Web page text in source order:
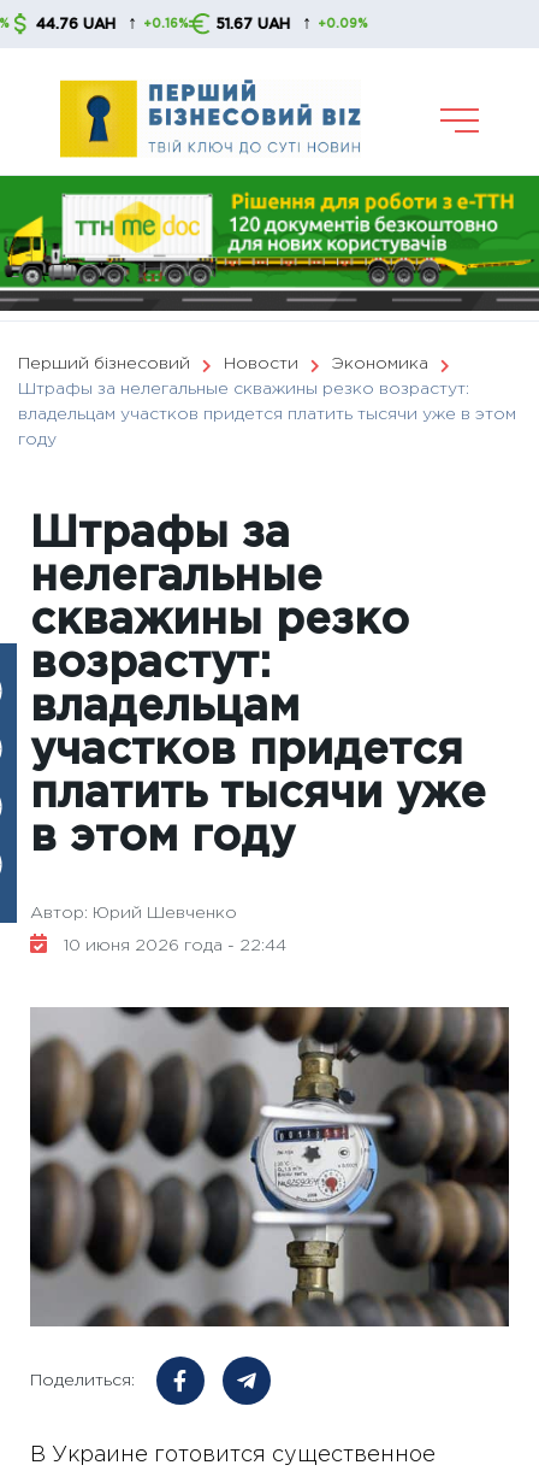
Skip
UAH ↑ +0.16% 51.67 UAH ↑ +0.09%
Перший бізнесовий Новости
Экономика
Штрафы за нелегальные скважины резко возрастут:
владельцам участков придется платить тысячи уже в этом
году
Штрафы за
нелегальные
скважины резко
возрастут:
владельцам
участков придется
платить тысячи уже
в этом году
Автор: Юрий Шевченко
10 июня 2026 года - 22:44
Поделиться:
В Украине готовится существенное